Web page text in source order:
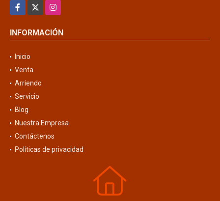
Facebook
Instagram
INFORMACIÓN
Inicio
Venta
Arriendo
Servicio
Blog
Nuestra Empresa
Contáctenos
Políticas de privacidad